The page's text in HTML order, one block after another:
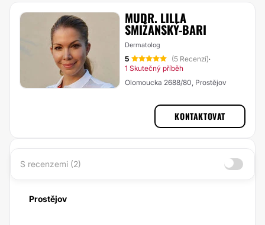
MUDR. LILLA
SMIŽANSKÝ-BARI
Dermatolog
5 (5 Recenzí)·
1 Skutečný příběh
Olomoucka 2688/80, Prostějov
KONTAKTOVAT
S recenzemi (2)
Prostějov